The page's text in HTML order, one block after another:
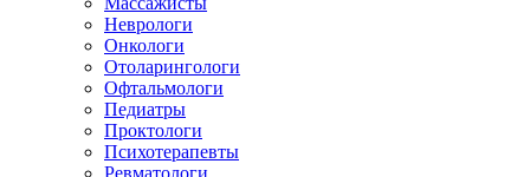
Неврологи
Онкологи
Отоларингологи
Офтальмологи
Педиатры
Проктологи
Психотерапевты
Ревматологи